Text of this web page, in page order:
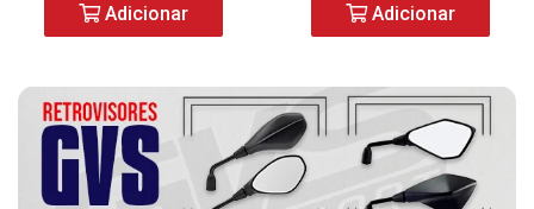
Adicionar Adicionar